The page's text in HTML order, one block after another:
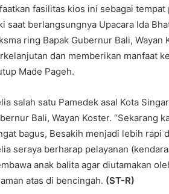
fasilitas kios ini sebagai
saat berlangsungnya Upacara Ida
ring Bapak Gubernur Bali, Wayan
dan memberikan manfaat
Made Pageh.
salah satu Pamedek asal Kota
Bali, Wayan Koster. “Sekarang
bagus, Besakih menjadi lebih rapi
seraya berharap pelayanan
anak balita agar diutamakan
atas di bencingah. (ST-R)